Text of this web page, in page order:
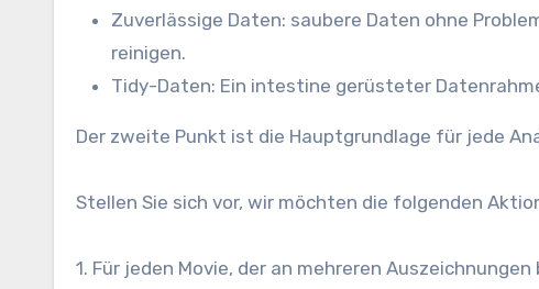
Zuverlässige Daten: saubere Daten ohne
reinigen.
Tidy-Daten: Ein intestine gerüsteter
Der zweite Punkt ist die Hauptgrundlage für jede
Stellen Sie sich vor, wir möchten die folgenden
1. Für jeden Movie, der an mehreren